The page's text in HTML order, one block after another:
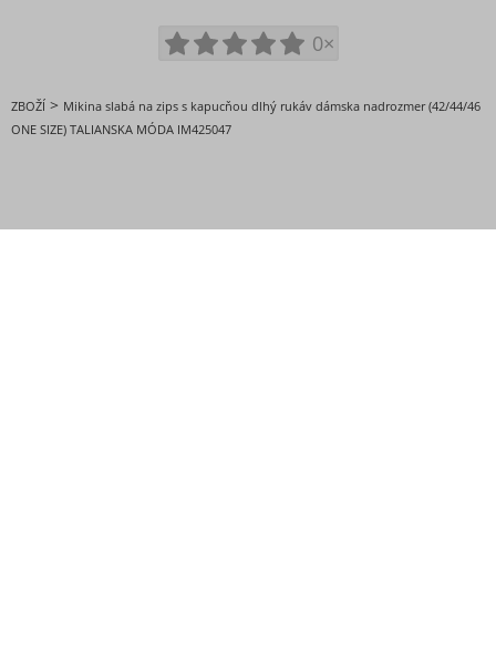
0×
ZBOŽÍ > Mikina slabá na zips s kapucňou dlhý rukáv dámska nadrozmer (42/44/46
ONE SIZE) TALIANSKA MÓDA IM425047